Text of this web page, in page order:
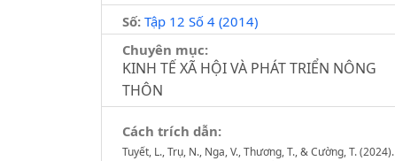
Số: Tập 12 Số 4 (2014)
Chuyên mục:
KINH TẾ XÃ HỘI VÀ PHÁT TRIỂN NÔNG
THÔN
Cách trích dẫn:
Tuyết, L., Trụ, N., Nga, V., Thương, T., & Cường, T. (2024).